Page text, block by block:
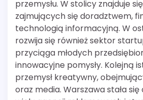
przemysłu. W stolicy znajduje
zajmujących się doradztwem,
technologią informacyjną. W
rozwija się również sektor
przyciąga młodych
innowacyjne pomysły. Kolejną
przemysł kreatywny,
oraz media. Warszawa stała